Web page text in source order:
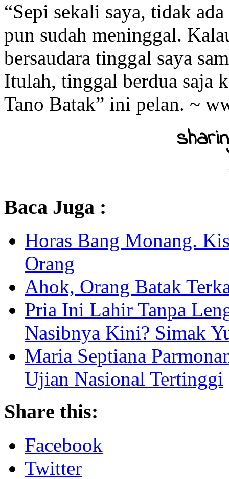
“Sepi sekali saya, tidak
pun sudah meninggal.
bersaudara tinggal saya
Itulah, tinggal berdua saja
Tano Batak” ini pelan. ~
Baca Juga :
Horas Bang Monang.
Orang
Ahok, Orang Batak
Pria Ini Lahir Tanpa
Nasibnya Kini? Simak
Maria Septiana
Ujian Nasional Tertinggi
Share this:
Facebook
Twitter